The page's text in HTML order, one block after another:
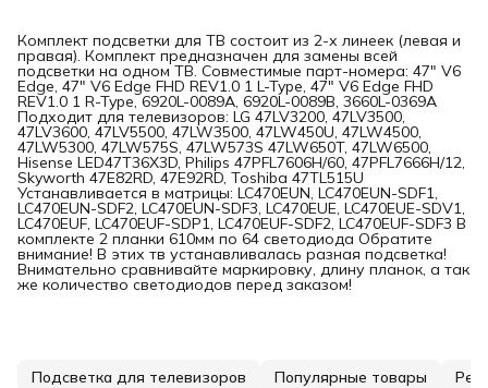
Комплект подсветки для ТВ состоит из 2-х линеек (левая и
правая). Комплект предназначен для замены всей
подсветки на одном ТВ. Совместимые парт-номера: 47" V6
Edge, 47" V6 Edge FHD REV1.0 1 L-Type, 47" V6 Edge FHD
REV1.0 1 R-Type, 6920L-0089A, 6920L-0089B, 3660L-0369A
Подходит для телевизоров: LG 47LV3200, 47LV3500,
47LV3600, 47LV5500, 47LW3500, 47LW450U, 47LW4500,
47LW5300, 47LW575S, 47LW573S 47LW650T, 47LW6500,
Hisense LED47T36X3D, Philips 47PFL7606H/60, 47PFL7666H/12,
Skyworth 47E82RD, 47E92RD, Toshiba 47TL515U
Устанавливается в матрицы: LC470EUN, LC470EUN-SDF1,
LC470EUN-SDF2, LC470EUN-SDF3, LC470EUE, LC470EUE-SDV1,
LC470EUF, LC470EUF-SDP1, LC470EUF-SDF2, LC470EUF-SDF3 В
комплекте 2 планки 610мм по 64 светодиода Обратите
внимание! В этих тв устанавливалась разная подсветка!
Внимательно сравнивайте маркировку, длину планок, а так
же количество светодиодов перед заказом!
Подсветка для телевизоров Популярные товары